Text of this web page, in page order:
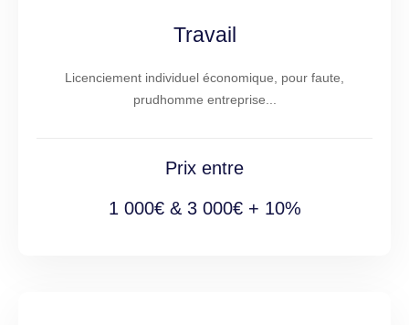
Travail
Licenciement individuel économique, pour faute,
prudhomme entreprise...
Prix entre
1 000€ & 3 000€ + 10%